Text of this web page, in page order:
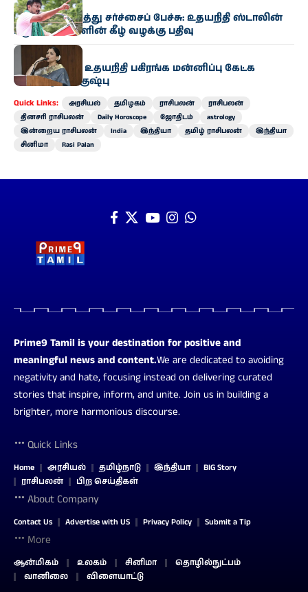
முதல்வர் குறித்து சர்ச்சைப் பேச்சு: உதயநிதி ஸ்டாலின்
மீது 6 பிரிவுகளின் கீழ் வழக்கு பதிவு
அரசியல்
“த்ரிஷாவிடம் உதயநிதி பகிரங்க மன்னிப்பு கேட்க
வேண்டும்” – குஷ்பு
Quick Links: அரசியல் தமிழகம் ராசிபலன்
ராசிபலன்
தினசரி ராசிபலன்
Daily Horoscope ஜோதிடம்
astrology
இன்றைய ராசிபலன்
India இந்தியா தமிழ் ராசிபலன்
இந்தியா
சினிமா
Rasi Palan
Prime9 Tamil is your destination for positive and
meaningful news and content.We are dedicated to avoiding
negativity and hate, focusing instead on delivering curated
stories that inspire, inform, and unite. Join us in building a
brighter, more harmonious discourse.
Quick Links
Home அரசியல் தமிழ்நாடு இந்தியா
BIG Story
ராசிபலன்
பிற செய்திகள்
About Company
Contact Us Advertise with US Privacy Policy Submit a Tip
More
ஆன்மிகம் உலகம் சினிமா
தொழில்நுட்பம்
வானிலை
விளையாட்டு